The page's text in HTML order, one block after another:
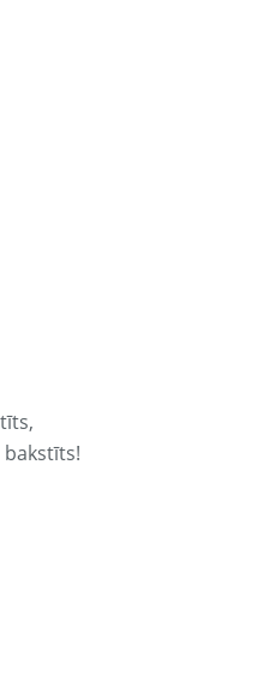
bakstīts!